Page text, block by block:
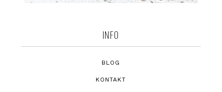
INFO
BLOG
KONTAKT